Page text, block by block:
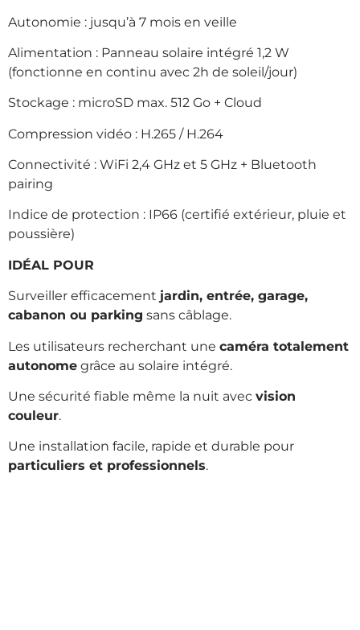
Autonomie : jusqu’à 7 mois en veille
Alimentation : Panneau solaire intégré 1,2 W
(fonctionne en continu avec 2h de soleil/jour)
Stockage : microSD max. 512 Go + Cloud
Compression vidéo : H.265 / H.264
Connectivité : WiFi 2,4 GHz et 5 GHz + Bluetooth
pairing
Indice de protection : IP66 (certifié extérieur, pluie et
poussière)
IDÉAL POUR
Surveiller efficacement jardin, entrée, garage,
cabanon ou parking sans câblage.
Les utilisateurs recherchant une caméra totalement
autonome grâce au solaire intégré.
Une sécurité fiable même la nuit avec vision
couleur.
Une installation facile, rapide et durable pour
particuliers et professionnels.